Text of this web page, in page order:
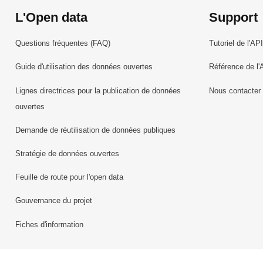
L'Open data
Questions fréquentes (FAQ)
Guide d'utilisation des données ouvertes
Lignes directrices pour la publication de données
ouvertes
Demande de réutilisation de données publiques
Stratégie de données ouvertes
Feuille de route pour l'open data
Gouvernance du projet
Fiches d'information
Support
Tutoriel de l'API
Référence de
Nous contacter